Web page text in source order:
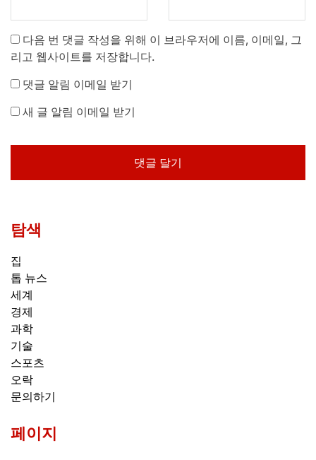
다음 번 댓글 작성을 위해 이 브라우저에 이름, 이메일, 그
리고 웹사이트를 저장합니다.
댓글 알림 이메일 받기
새 글 알림 이메일 받기
탐색
집
톱 뉴스
세계
경제
과학
기술
스포츠
오락
문의하기
페이지